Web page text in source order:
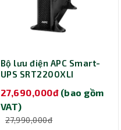
Bộ lưu điện APC Smart-
UPS SRT2200XLI
27,690,000đ (bao gồm
VAT)
27,990,000đ